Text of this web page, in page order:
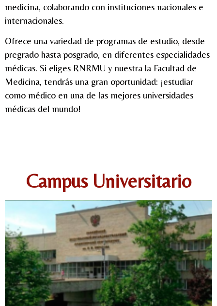
medicina, colaborando con instituciones nacionales e
internacionales.
Ofrece una variedad de programas de estudio, desde
pregrado hasta posgrado, en diferentes especialidades
médicas. Si eliges RNRMU y nuestra la Facultad de
Medicina, tendrás una gran oportunidad: ¡estudiar
como médico en una de las mejores universidades
médicas del mundo!
Campus Universitario